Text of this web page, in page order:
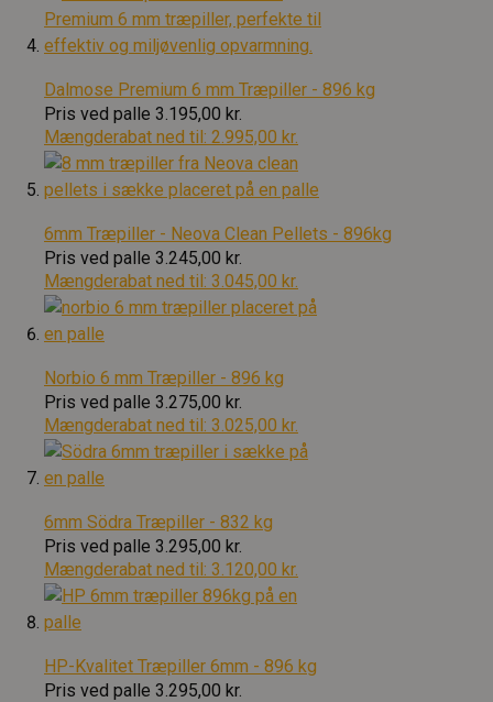
Dalmose Premium 6 mm Træpiller - 896 kg
Pris ved palle 3.195,00 kr.
Mængderabat ned til: 2.995,00 kr.
6mm Træpiller - Neova Clean Pellets - 896kg
Pris ved palle 3.245,00 kr.
Mængderabat ned til: 3.045,00 kr.
Norbio 6 mm Træpiller - 896 kg
Pris ved palle 3.275,00 kr.
Mængderabat ned til: 3.025,00 kr.
6mm Södra Træpiller - 832 kg
Pris ved palle 3.295,00 kr.
Mængderabat ned til: 3.120,00 kr.
HP-Kvalitet Træpiller 6mm - 896 kg
Pris ved palle 3.295,00 kr.